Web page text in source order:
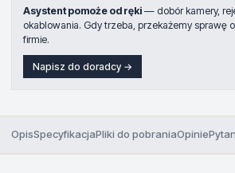
Asystent pomoże od ręki — dobór kamery,
okablowania. Gdy trzeba, przekażemy sprawę
firmie.
Napisz do doradcy →
OpisSpecyfikacjaPliki do pobraniaOpinie